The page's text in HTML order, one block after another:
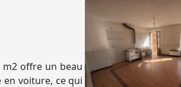
m2 offre un beau
voiture, ce qui